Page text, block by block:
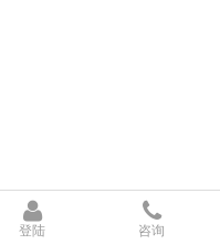
登陆 咨询